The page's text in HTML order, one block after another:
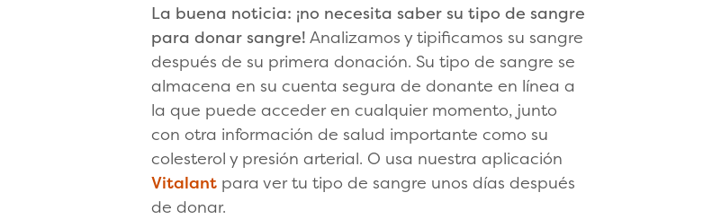
La buena noticia: ¡no necesita saber su tipo de sangre
para donar sangre! Analizamos y tipificamos su sangre
después de su primera donación. Su tipo de sangre se
almacena en su cuenta segura de donante en línea a
la que puede acceder en cualquier momento, junto
con otra información de salud importante como su
colesterol y presión arterial. O usa nuestra aplicación
Vitalant para ver tu tipo de sangre unos días después
de donar.